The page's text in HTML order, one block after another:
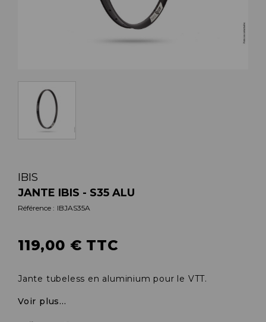
IBIS
JANTE IBIS - S35 ALU
Référence : IBJAS35A
119,00 € TTC
Jante tubeless en aluminium pour le VTT.
Voir plus...